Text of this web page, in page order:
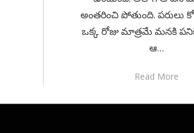
అంతరించి పోతుంది. పరులు
ఒక్క రోజు మాత్రమే మనకి పనికి
ఆ…
Read More